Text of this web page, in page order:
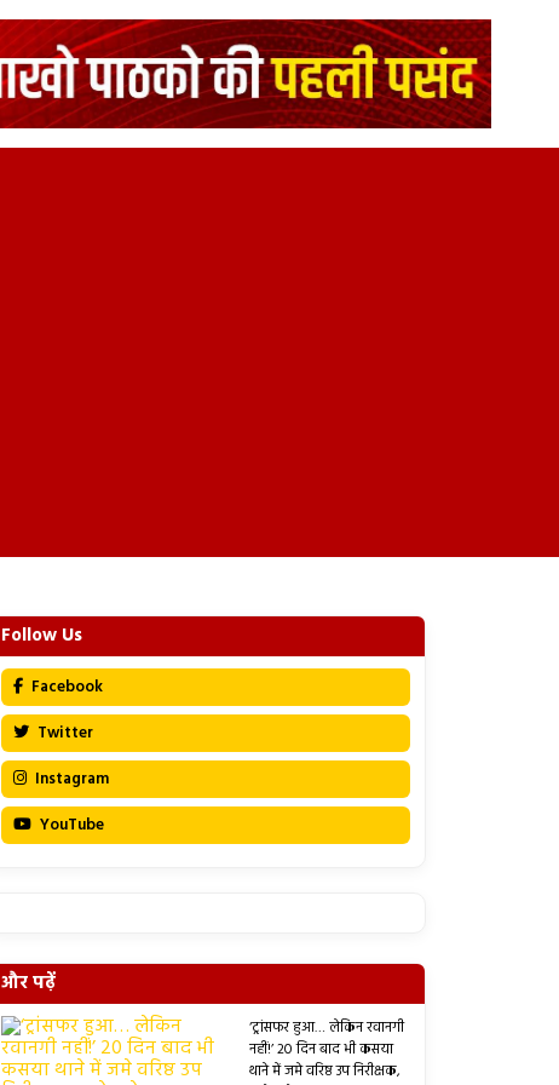
Follow Us
Facebook
Twitter
Instagram
YouTube
और पढ़ें
‘ट्रांसफर हुआ… लेकिन रवानगी
नहीं!’ 20 दिन बाद भी कसया
थाने में जमे वरिष्ठ उप निरीक्षक,